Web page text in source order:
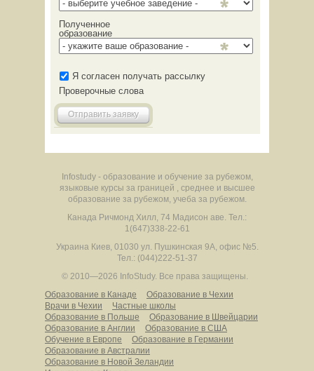
Полученное
образование
Я согласен получать рассылку
Проверочные слова
Отправить заявку
Infostudy - образование и обучение за рубежом,
языковые курсы за границей , среднее и высшее
образование за рубежом, учеба за рубежом.
Канада Ричмонд Хилл, 74 Мадисон аве. Тел.:
1(647)338-22-61
Украина Киев, 01030 ул. Пушкинская 9А, офис №5.
Тел.: (044)222-51-37
© 2010—2026 InfoStudy. Все права защищены.
Образование в Канаде
Образование в Чехии
Врачи в Чехии
Частные школы
Образование в Польше
Образование в Швейцарии
Образование в Англии
Образование в США
Обучение в Европе
Образование в Германии
Образование в Австралии
Образование в Новой Зеландии